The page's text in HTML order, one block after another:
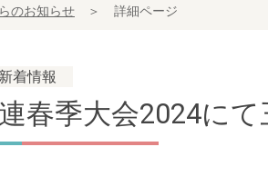
のお知らせ ＞ 詳細ページ
新着情報
春季大会2024に